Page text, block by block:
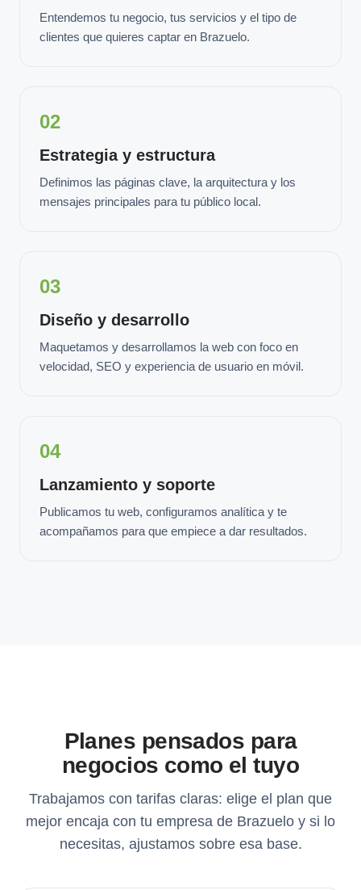
Entendemos tu negocio, tus servicios y el tipo de
clientes que quieres captar en Brazuelo.
02
Estrategia y estructura
Definimos las páginas clave, la arquitectura y los
mensajes principales para tu público local.
03
Diseño y desarrollo
Maquetamos y desarrollamos la web con foco en
velocidad, SEO y experiencia de usuario en móvil.
04
Lanzamiento y soporte
Publicamos tu web, configuramos analítica y te
acompañamos para que empiece a dar resultados.
Planes pensados para
negocios como el tuyo
Trabajamos con tarifas claras: elige el plan que
mejor encaja con tu empresa de Brazuelo y si lo
necesitas, ajustamos sobre esa base.